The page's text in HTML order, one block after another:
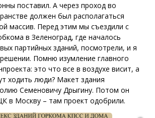
поставил. А через проход во
должен был располагаться
массив. Перед этим мы съездили с
в Зеленоград, где началось
партийных зданий, посмотрели, и я
Помню изумление главного
это что все в воздухе висит, а
ходить люди? Макет здания
Семеновичу Дрыгину. Потом он
в Москву – там проект одобрили.